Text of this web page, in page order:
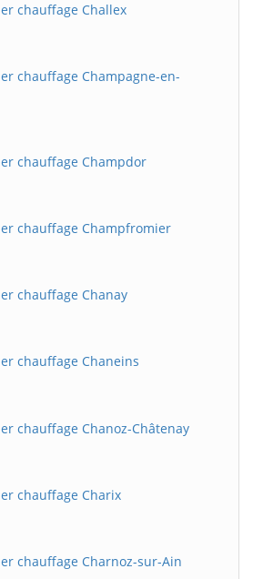
chauffage Challex
chauffage Champagne-en-
chauffage Champdor
chauffage Champfromier
chauffage Chanay
chauffage Chaneins
chauffage Chanoz-Châtenay
chauffage Charix
chauffage Charnoz-sur-Ain